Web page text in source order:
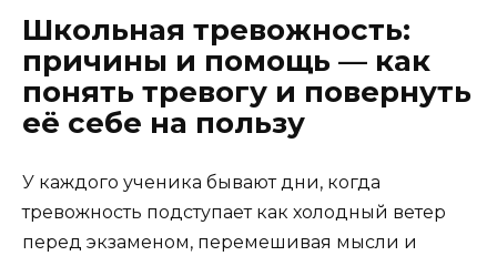
Школьная тревожность:
причины и помощь — как
понять тревогу и повернуть
её себе на пользу
У каждого ученика бывают дни, когда
тревожность подступает как холодный ветер
перед экзаменом, перемешивая мысли и